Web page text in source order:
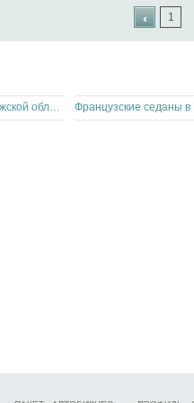
‹ 1
Немецкие битые автомобили в Калужской области Французские седаны в